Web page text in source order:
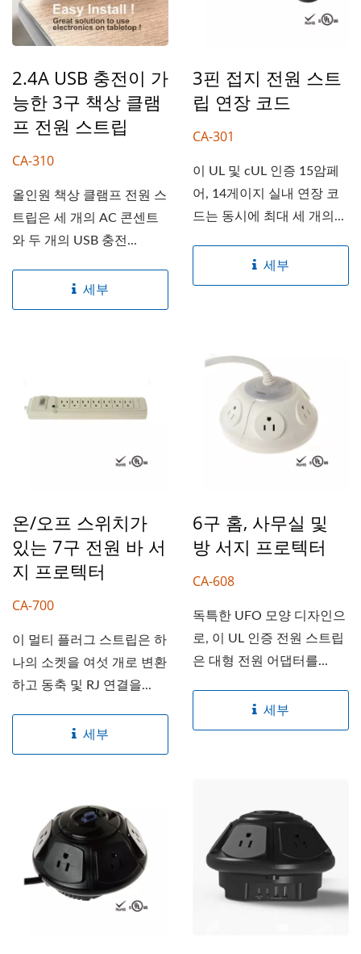
2.4A USB 충전이 가
능한 3구 책상 클램
프 전원 스트립
CA-310
올인원 책상 클램프 전원 스
트립은 세 개의 AC 콘센트
와 두 개의 USB 충전...
세부
3핀 접지 전원 스트
립 연장 코드
CA-301
이 UL 및 cUL 인증 15암페
어, 14게이지 실내 연장 코
드는 동시에 최대 세 개의...
세부
온/오프 스위치가
있는 7구 전원 바 서
지 프로텍터
CA-700
이 멀티 플러그 스트립은 하
나의 소켓을 여섯 개로 변환
하고 동축 및 RJ 연결을...
세부
6구 홈, 사무실 및
방 서지 프로텍터
CA-608
독특한 UFO 모양 디자인으
로, 이 UL 인증 전원 스트립
은 대형 전원 어댑터를...
세부